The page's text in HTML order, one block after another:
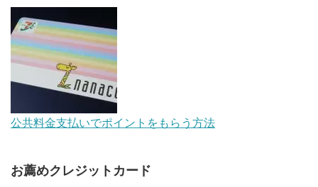
ントキャンペーン！～6/1
【解決】マリオットボンヴォイにログインできな
い、パスワード変更不可の原因はコレでした。
au Pay等に等価交換できる「えらべるギフト」がフ
ァミリマートとミニストップで登場！WAON1%還
JCBカードWでApple Pay追加時のナビダイヤル
公共料金支払いでポイントをもらう方法
お薦めクレジットカード